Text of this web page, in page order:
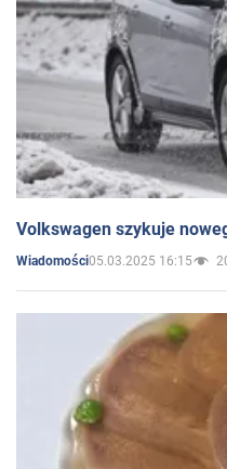
Volkswagen szykuje
Wiadomości05.03.2025 16:15